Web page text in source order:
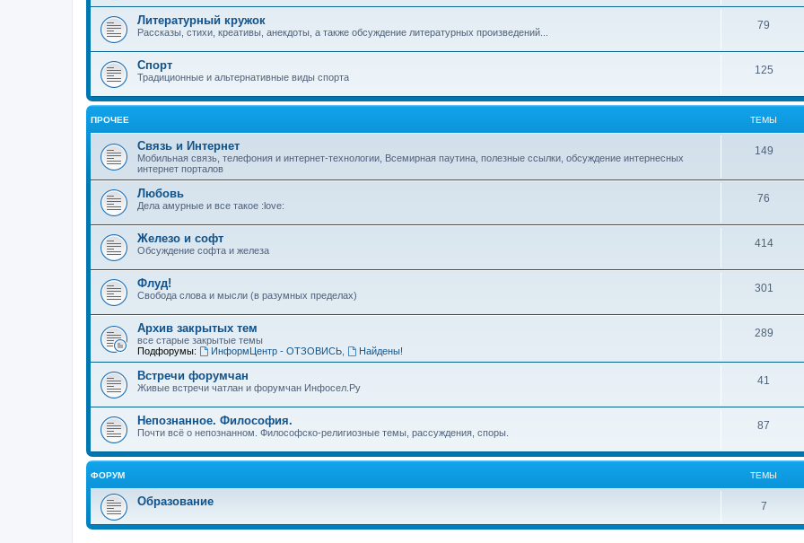
Литературный кружок
Рассказы, стихи, креативы, анекдоты, а также обсуждение литературных произведений...
79
Спорт
Традиционные и альтернативные виды спорта
125
ПРОЧЕЕ ТЕМЫ
Связь и Интернет
Мобильная связь, телефония и интернет-технологии, Всемирная паутина, полезные ссылки, обсуждение интернесных
интернет порталов
149
Любовь
Дела амурные и все такое :love:
76
Железо и софт
Обсуждение софта и железа
414
Флуд!
Свобода слова и мысли (в разумных пределах)
301
Архив закрытых тем
все старые закрытые темы
Подфорумы:
ИнформЦентр - ОТЗОВИСЬ, Найдены!
289
Встречи форумчан
Живые встречи чатлан и форумчан Инфосел.Ру
41
Непознанное. Философия.
Почти всё о непознанном. Философско-религиозные темы, рассуждения, споры.
87
ФОРУМ ТЕМЫ
Образование 7